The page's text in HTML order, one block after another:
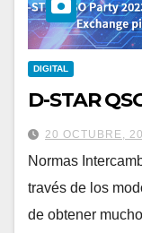
DIGITAL
D-STAR
20 OCTUBRE,
Normas
través de los
de obtener